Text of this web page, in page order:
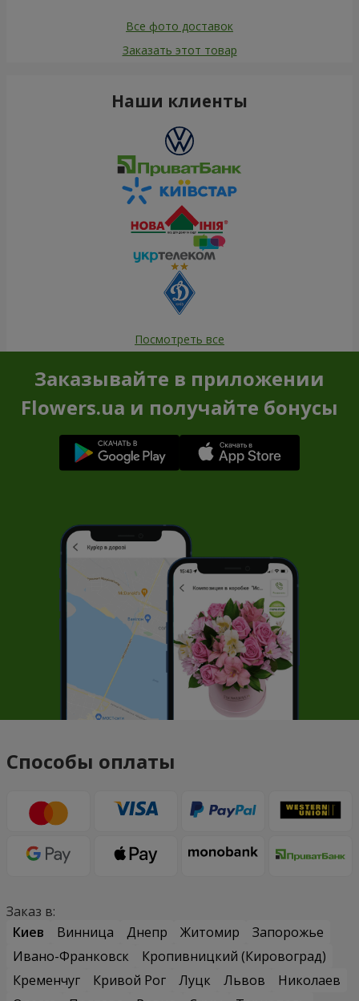
Все фото доставок
Заказать этот товар
Наши клиенты
Посмотреть все
Заказывайте в приложении
Flowers.ua и получайте бонусы
Способы оплаты
Заказ в:
Киев
Винница Днепр Житомир
Запорожье
Ивано-Франковск
Кропивницкий (Кировоград)
Кременчуг
Кривой Рог Луцк Львов
Николаев